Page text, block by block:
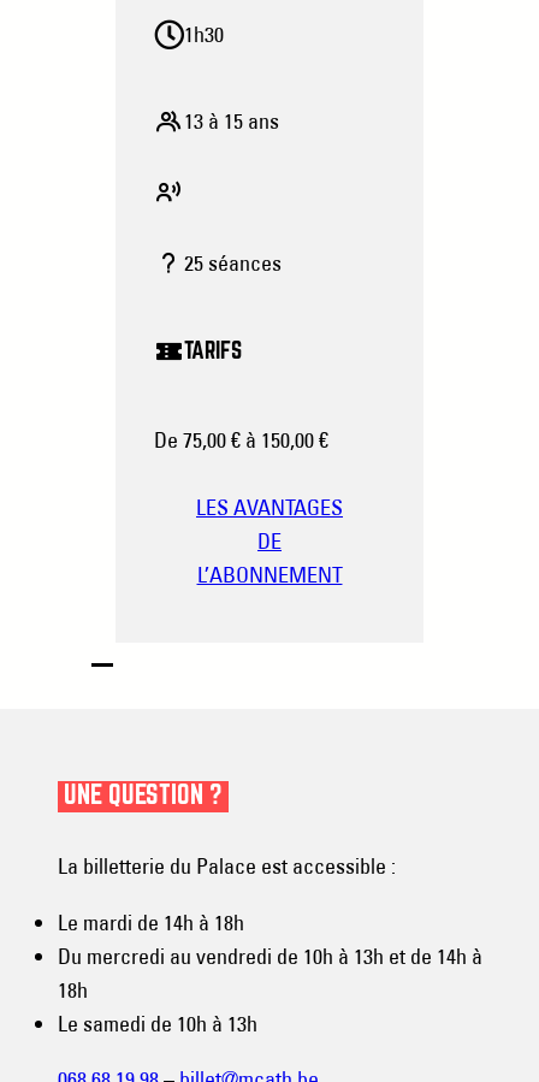
1h30
13 à 15 ans
25 séances
TARIFS
De 75,00 € à 150,00 €
LES AVANTAGES
DE
L’ABONNEMENT
UNE QUESTION ?
La billetterie du Palace est accessible :
Le mardi de 14h à 18h
Du mercredi au vendredi de 10h à 13h et de 14h à
18h
Le samedi de 10h à 13h